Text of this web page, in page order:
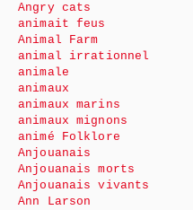
Angry cats
animait feus
Animal Farm
animal irrationnel
animale
animaux
animaux marins
animaux mignons
animé Folklore
Anjouanais
Anjouanais morts
Anjouanais vivants
Ann Larson